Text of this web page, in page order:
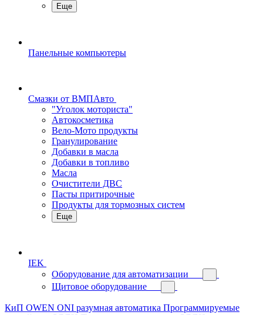
Еще
Панельные компьютеры
Смазки от ВМПАвто
"Уголок моториста"
Автокосметика
Вело-Мото продукты
Гранулирование
Добавки в масла
Добавки в топливо
Масла
Очистители ДВС
Пасты притирочные
Продукты для тормозных систем
Еще
IEK
Оборудование для автоматизации
Щитовое оборудование
КиП OWEN ONI разумная автоматика Программируемые